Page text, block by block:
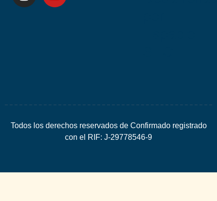
Todos los derechos reservados de Confirmado registrado
con el RIF: J-29778546-9